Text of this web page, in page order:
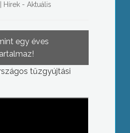
Hírek - Aktuális
egy éves
tűzgyújtási